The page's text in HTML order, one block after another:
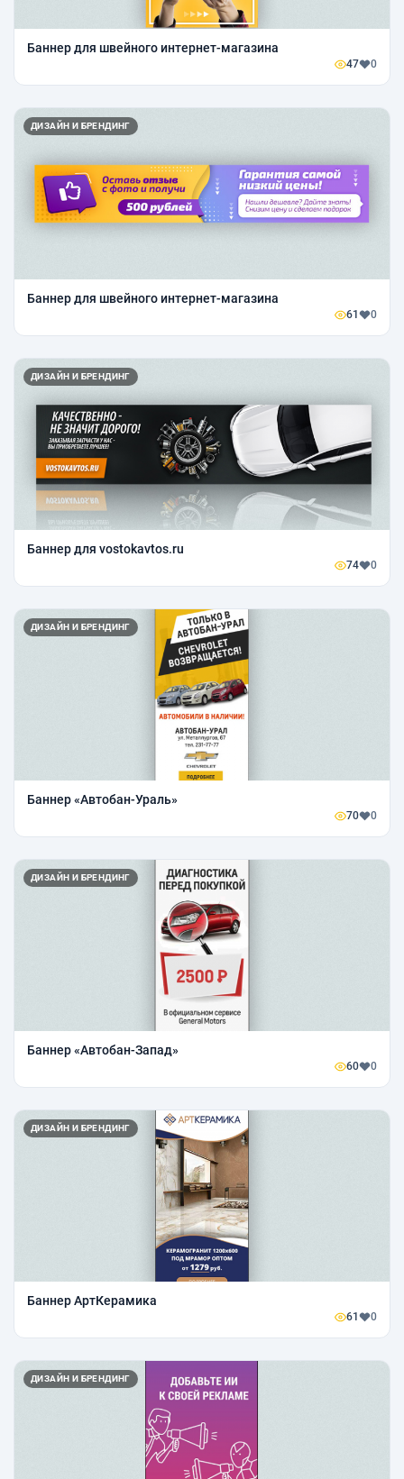
Баннер для швейного интернет-магазина
47 0
ДИЗАЙН И БРЕНДИНГ
Баннер для швейного интернет-магазина
61 0
ДИЗАЙН И БРЕНДИНГ
Баннер для vostokavtos.ru
74 0
ДИЗАЙН И БРЕНДИНГ
Баннер «Автобан-Ураль»
70 0
ДИЗАЙН И БРЕНДИНГ
Баннер «Автобан-Запад»
60 0
ДИЗАЙН И БРЕНДИНГ
Баннер АртКерамика
61 0
ДИЗАЙН И БРЕНДИНГ